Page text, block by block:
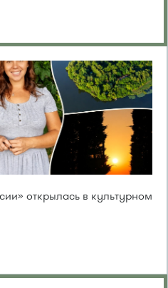
открылась в культурном